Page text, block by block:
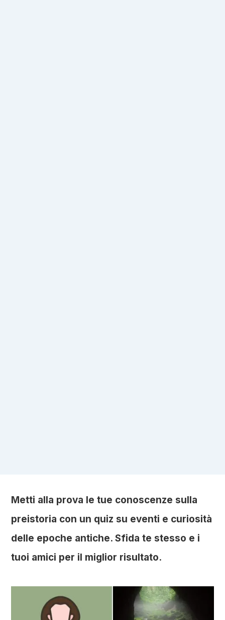
Metti alla prova le tue conoscenze sulla
preistoria con un quiz su eventi e curiosità
delle epoche antiche. Sfida te stesso e i
tuoi amici per il miglior risultato.